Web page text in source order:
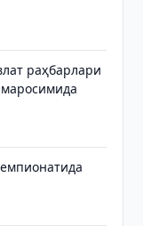
раҳбарлари